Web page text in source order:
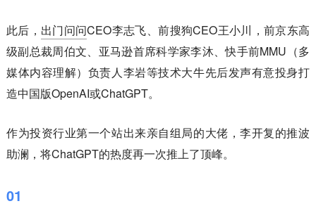
此后， 出门问问CEO李志飞、前搜狗CEO王小川，前京东高
级副总裁周伯文、亚马逊首席科学家李沐、快手前MMU（多
媒体内容理解）负责人李岩等技术大牛先后发声有意投身打
造中国版OpenAI或ChatGPT。
作为投资行业第一个站出来亲自组局的大佬，李开复的推波
助澜，将ChatGPT的热度再一次推上了顶峰。
01